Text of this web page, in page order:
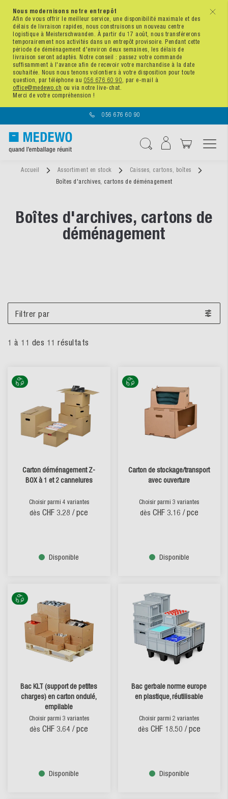
x
Nous modernisons notre entrepôt
Afin de vous offrir le meilleur service, une disponibilité maximale et des
délais de livraison rapides, nous construisons un nouveau centre
logistique à Meisterschwanden. À partir du 17 août, nous transférerons
temporairement nos activités dans un entrepôt provisoire. Pendant cette
période de déménagement d'environ deux semaines, les délais de
livraison seront adaptés. Notre conseil : passez votre commande
suffisamment à l'avance afin de recevoir votre marchandise à la date
souhaitée. Nous nous tenons volontiers à votre disposition pour toute
question, par téléphone au 056 676 60 90, par e-mail à
office@medewo.ch ou via notre live-chat.
Merci de votre compréhension !
056 676 60 90
Accueil Assortiment en stock
Caisses, cartons, boîtes
Boîtes d'archives, cartons de déménagement
Boîtes d'archives, cartons de
déménagement
1 à 11 des 11 résultats
Carton déménagement Z-
BOX à 1 et 2 cannelures
Choisir parmi 4 variantes
dès CHF 3.28 / pce
Disponible
Carton de stockage/transport
avec ouverture
Choisir parmi 3 variantes
dès CHF 3.16 / pce
Disponible
Bac KLT (support de petites
charges) en carton ondulé,
empilable
Choisir parmi 3 variantes
dès CHF 3.64 / pce
Disponible
Bac gerbale norme europe
en plastique, réutilisable
Choisir parmi 2 variantes
dès CHF 18.50 / pce
Disponible
Filtrer par